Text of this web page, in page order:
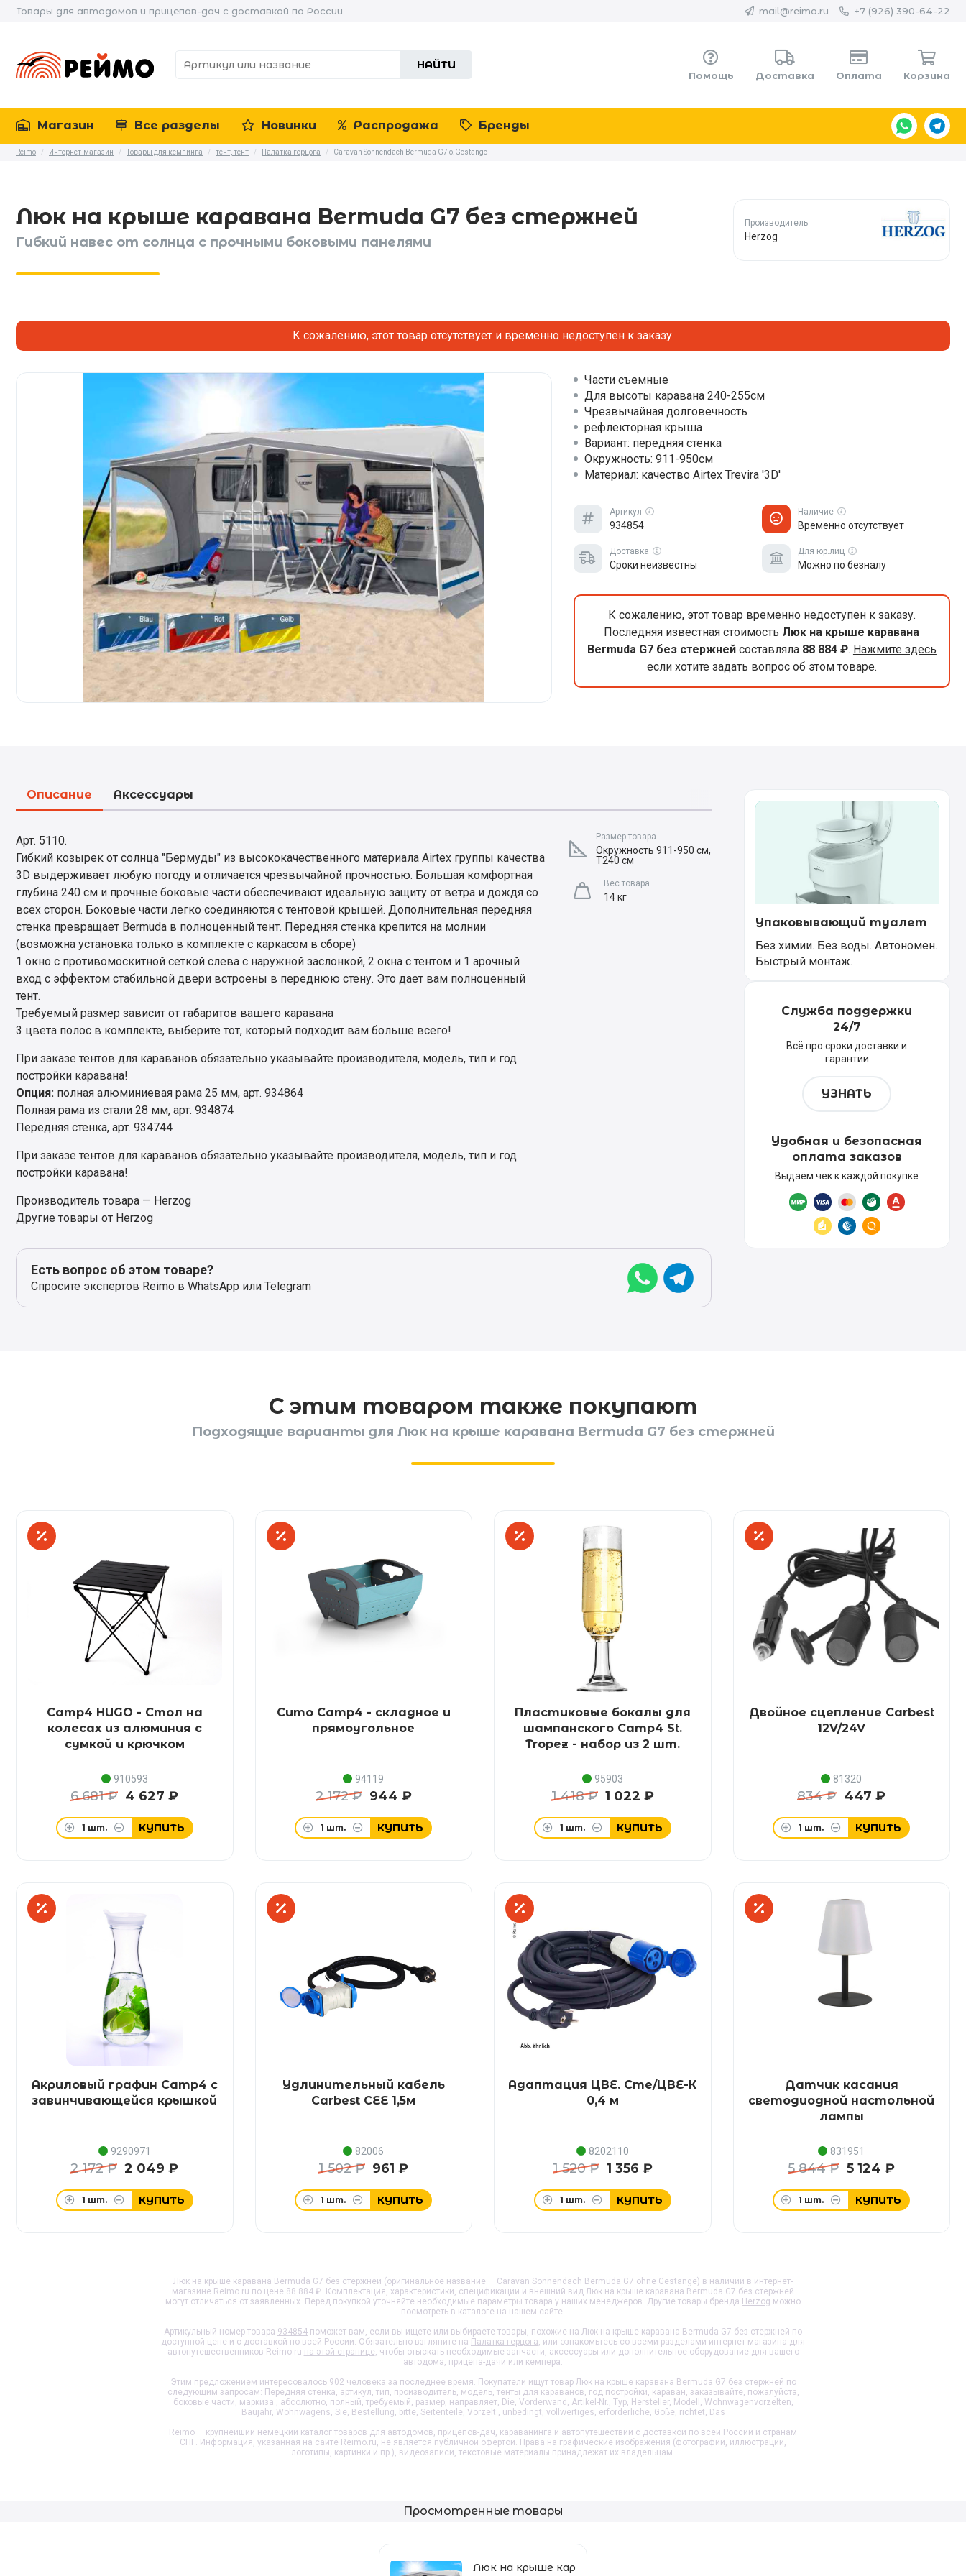
Товары для автодомов и прицепов-дач с доставкой по России mail@reimo.ru +7 (926) 390-64-22
НАЙТИ
Помощь Доставка Оплата Корзина
Магазин Все разделы Новинки Распродажа Бренды
Reimo / Интернет-магазин / Товары для кемпинга / тент, тент / Палатка герцога / Caravan Sonnendach Bermuda G7 o.Gestänge
Люк на крыше каравана Bermuda G7 без стержней
Гибкий навес от солнца с прочными боковыми панелями
Производитель
Herzog
К сожалению, этот товар отсутствует и временно недоступен к заказу.
Части съемные
Для высоты каравана 240-255см
Чрезвычайная долговечность
рефлекторная крыша
Вариант: передняя стенка
Окружность: 911-950см
Материал: качество Airtex Trevira '3D'
Артикул
934854
Наличие
Временно отсутствует
Доставка
Сроки неизвестны
Для юр.лиц
Можно по безналу
К сожалению, этот товар временно недоступен к заказу.
Последняя известная стоимость Люк на крыше каравана
Bermuda G7 без стержнейсоставляла 88 884 ₽. Нажмите здесь
если хотите задать вопрос об этом товаре.
Описание Аксессуары
Арт. 5110.
Гибкий козырек от солнца "Бермуды" из высококачественного материала Airtex группы качества
3D выдерживает любую погоду и отличается чрезвычайной прочностью. Большая комфортная
глубина 240 см и прочные боковые части обеспечивают идеальную защиту от ветра и дождя со
всех сторон. Боковые части легко соединяются с тентовой крышей. Дополнительная передняя
стенка превращает Bermuda в полноценный тент. Передняя стенка крепится на молнии
(возможна установка только в комплекте с каркасом в сборе)
1 окно с противомоскитной сеткой слева с наружной заслонкой, 2 окна с тентом и 1 арочный
вход с эффектом стабильной двери встроены в переднюю стену. Это дает вам полноценный
тент.
Требуемый размер зависит от габаритов вашего каравана
3 цвета полос в комплекте, выберите тот, который подходит вам больше всего!
При заказе тентов для караванов обязательно указывайте производителя, модель, тип и год
постройки каравана!
Опция: полная алюминиевая рама 25 мм, арт. 934864
Полная рама из стали 28 мм, арт. 934874
Передняя стенка, арт. 934744
При заказе тентов для караванов обязательно указывайте производителя, модель, тип и год
постройки каравана!
Производитель товара — Herzog
Другие товары от Herzog
Размер товара
Окружность 911-950 см,
Т240 см
Вес товара
14 кг
Есть вопрос об этом товаре?
Спросите экспертов Reimo в WhatsApp или Telegram
Упаковывающий туалет
Без химии. Без воды. Автономен.
Быстрый монтаж.
Служба поддержки
24/7
Всё про сроки доставки и
гарантии
УЗНАТЬ
Удобная и безопасная
оплата заказов
Выдаём чек к каждой покупке
С этим товаром также покупают
Подходящие варианты для Люк на крыше каравана Bermuda G7 без стержней
Camp4 HUGO - Стол на
колесах из алюминия с
сумкой и крючком
910593
6 681 ₽ 4 627 ₽
1 шт. КУПИТЬ
Сито Camp4 - складное и
прямоугольное
94119
2 172 ₽ 944 ₽
1 шт. КУПИТЬ
Пластиковые бокалы для
шампанского Camp4 St.
Tropez - набор из 2 шт.
95903
1 418 ₽ 1 022 ₽
1 шт. КУПИТЬ
Двойное сцепление Carbest
12V/24V
81320
834 ₽ 447 ₽
1 шт. КУПИТЬ
Акриловый графин Camp4 с
завинчивающейся крышкой
9290971
2 172 ₽ 2 049 ₽
1 шт. КУПИТЬ
Удлинительный кабель
Carbest CEE 1,5м
82006
1 502 ₽ 961 ₽
1 шт. КУПИТЬ
Адаптация ЦВЕ. Сте/ЦВЕ-К
0,4 м
8202110
1 520 ₽ 1 356 ₽
1 шт. КУПИТЬ
Датчик касания
светодиодной настольной
лампы
831951
5 844 ₽ 5 124 ₽
1 шт. КУПИТЬ
Люк на крыше каравана Bermuda G7 без стержней (оригинальное название — Caravan Sonnendach Bermuda G7 ohne Gestänge) в наличии в интернет-
магазине Reimo.ru по цене 88 884 ₽. Комплектация, характеристики, спецификации и внешний вид Люк на крыше каравана Bermuda G7 без стержней
могут отличаться от заявленных. Перед покупкой уточняйте необходимые параметры товара у наших менеджеров. Другие товары бренда Herzog можно
посмотреть в каталоге на нашем сайте.
Артикульный номер товара 934854 поможет вам, если вы ищете или выбираете товары, похожие на Люк на крыше каравана Bermuda G7 без стержней по
доступной цене и с доставкой по всей России. Обязательно взгляните на Палатка герцога, или ознакомьтесь со всеми разделами интернет-магазина для
автопутешественников Reimo.ru на этой странице, чтобы отыскать необходимые запчасти, аксессуары или дополнительное оборудование для вашего
автодома, прицепа-дачи или кемпера.
Этим предложением интересовалось 902 человека за последнее время. Покупатели ищут товар Люк на крыше каравана Bermuda G7 без стержней по
следующим запросам: Передняя стенка, артикул, тип, производитель, модель, тенты для караванов, год постройки, караван, заказывайте, пожалуйста,
боковые части, маркиза., абсолютно, полный, требуемый, размер, направляет, Die, Vorderwand, Artikel-Nr., Typ, Hersteller, Modell, Wohnwagenvorzelten,
Baujahr, Wohnwagens, Sie, Bestellung, bitte, Seitenteile, Vorzelt., unbedingt, vollwertiges, erforderliche, Göße, richtet, Das
Reimo — крупнейший немецкий каталог товаров для автодомов, прицепов-дач, караванинга и автопутешествий с доставкой по всей России и странам
СНГ. Информация, указанная на сайте Reimo.ru, не является публичной офертой. Права на графические изображения (фотографии, иллюстрации,
логотипы, картинки и пр.), видеозаписи, текстовые материалы принадлежат их владельцам.
Просмотренные товары
Люк на крыше кар